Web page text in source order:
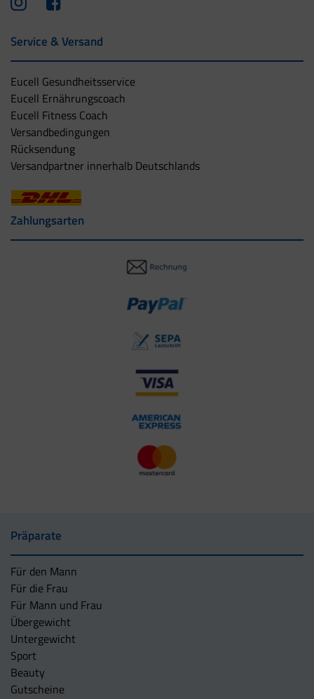
Service & Versand
Eucell Gesundheitsservice
Eucell Ernährungscoach
Eucell Fitness Coach
Versandbedingungen
Rücksendung
Versandpartner innerhalb Deutschlands
Zahlungsarten
Präparate
Für den Mann
Für die Frau
Für Mann und Frau
Übergewicht
Untergewicht
Sport
Beauty
Gutscheine